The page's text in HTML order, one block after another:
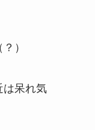
）
は呆れ気